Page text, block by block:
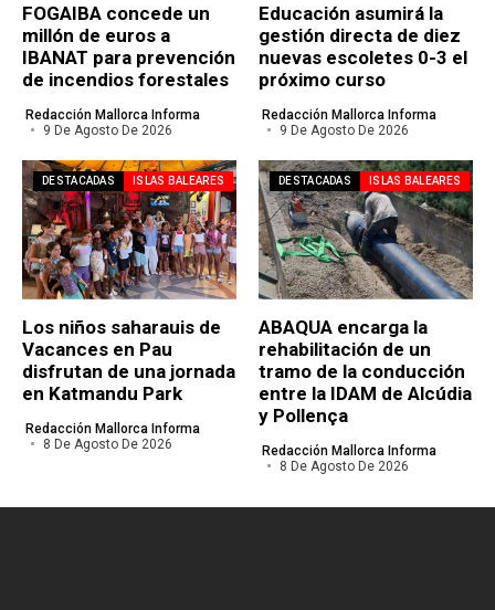
FOGAIBA concede un
millón de euros a
IBANAT para prevención
de incendios forestales
Redacción Mallorca Informa
9 De Agosto De 2026
Educación asumirá la
gestión directa de diez
nuevas escoletes 0-3 el
próximo curso
Redacción Mallorca Informa
9 De Agosto De 2026
DESTACADAS ISLAS BALEARES
Los niños saharauis de
Vacances en Pau
disfrutan de una jornada
en Katmandu Park
Redacción Mallorca Informa
8 De Agosto De 2026
DESTACADAS ISLAS BALEARES
ABAQUA encarga la
rehabilitación de un
tramo de la conducción
entre la IDAM de Alcúdia
y Pollença
Redacción Mallorca Informa
8 De Agosto De 2026